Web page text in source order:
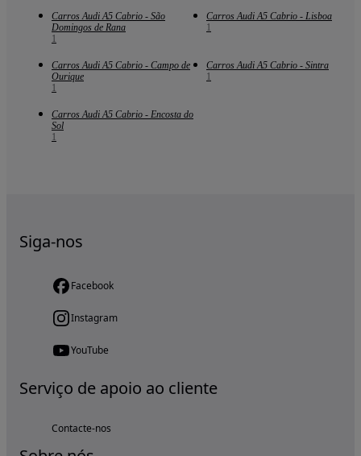
Carros Audi A5 Cabrio - São
Domingos de Rana
1
Carros Audi A5 Cabrio - Lisboa
1
Carros Audi A5 Cabrio - Campo de
Ourique
1
Carros Audi A5 Cabrio - Sintra
1
Carros Audi A5 Cabrio - Encosta do
Sol
1
Siga-nos
Facebook
Instagram
YouTube
Serviço de apoio ao cliente
Contacte-nos